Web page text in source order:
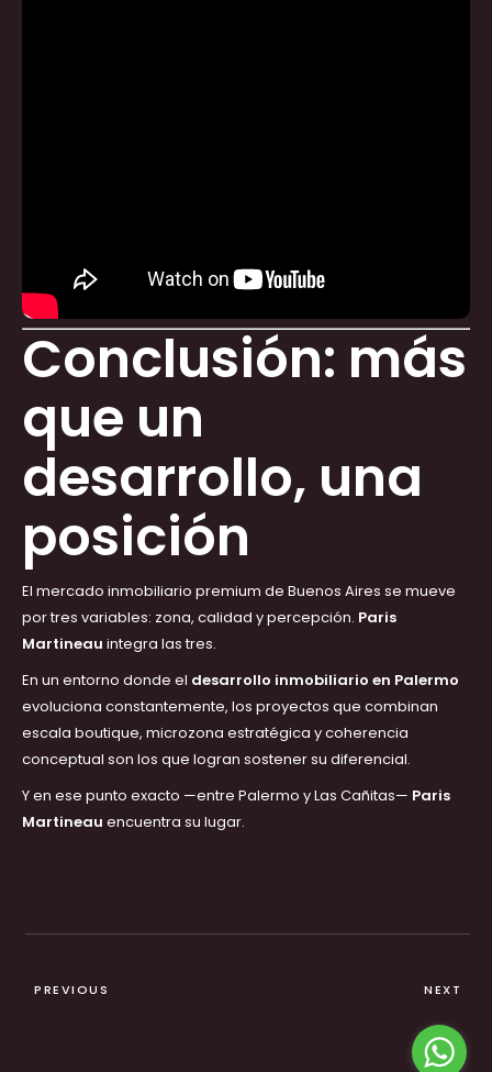
Conclusión: más
que un
desarrollo, una
posición
El mercado inmobiliario premium de Buenos Aires se mueve
por tres variables: zona, calidad y percepción. Paris
Martineau integra las tres.
En un entorno donde el desarrollo inmobiliario en Palermo
evoluciona constantemente, los proyectos que combinan
escala boutique, microzona estratégica y coherencia
conceptual son los que logran sostener su diferencial.
Y en ese punto exacto —entre Palermo y Las Cañitas— Paris
Martineau encuentra su lugar.
PREVIOUS NEXT